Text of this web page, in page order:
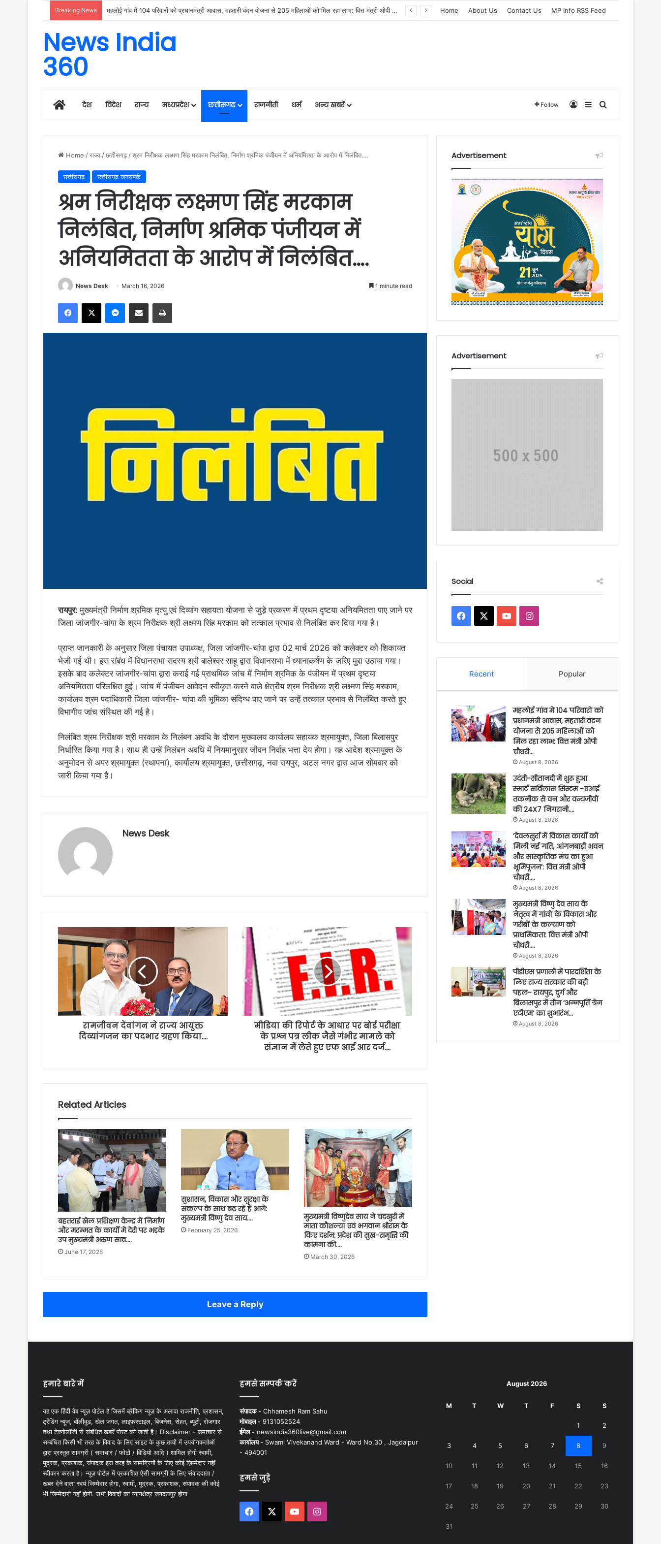
Breaking News महलोई गांव में 104 परिवारों को प्रधानमंत्री आवास, महतारी वंदन योजना से 205 महिलाओं को मिल रहा लाभ: वित्त मंत्री ओपी चौधरी… Home About Us Contact Us MP Info RSS Feed
News India
360
Homeदेश विदेश राज्य मध्यप्रदेश छत्तीसगढ़ राजनीती धर्म अन्य खबरें Follow Log InSidebarSearch for
Home /राज्य /छत्तीसगढ़ /श्रम निरीक्षक लक्ष्मण सिंह मरकाम निलंबित, निर्माण श्रमिक पंजीयन में अनियमितता के आरोप में निलंबित….
छत्तीसगढ़ छत्तीसगढ़ जनसंपर्क
श्रम निरीक्षक लक्ष्मण सिंह मरकाम
निलंबित, निर्माण श्रमिक पंजीयन में
अनियमितता के आरोप में निलंबित….
News Desk March 16, 2026 1 minute read
Facebook
X Messenger
Share via Email Print
रायपुर:मुख्यमंत्री निर्माण श्रमिक मृत्यु एवं दिव्यांग सहायता योजना से जुड़े प्रकरण में प्रथम दृष्टया अनियमितता पाए जाने पर
जिला जांजगीर-चांपा के श्रम निरीक्षक श्री लक्ष्मण सिंह मरकाम को तत्काल प्रभाव से निलंबित कर दिया गया है।
प्राप्त जानकारी के अनुसार जिला पंचायत उपाध्यक्ष, जिला जांजगीर-चांपा द्वारा 02 मार्च 2026 को कलेक्टर को शिकायत
भेजी गई थी। इस संबंध में विधानसभा सदस्य श्री बालेश्वर साहू द्वारा विधानसभा में ध्यानाकर्षण के जरिए मुद्दा उठाया गया।
इसके बाद कलेक्टर जांजगीर-चांपा द्वारा कराई गई प्राथमिक जांच में निर्माण श्रमिक के पंजीयन में प्रथम दृष्टया
अनियमितता परिलक्षित हुई। जांच में पंजीयन आवेदन स्वीकृत करने वाले क्षेत्रीय श्रम निरीक्षक श्री लक्ष्मण सिंह मरकाम,
कार्यालय श्रम पदाधिकारी जिला जांजगीर- चांपा की भूमिका संदिग्ध पाए जाने पर उन्हें तत्काल प्रभाव से निलंबित करते हुए
विभागीय जांच संस्थित की गई है।
निलंबित श्रम निरीक्षक श्री मरकाम के निलंबन अवधि के दौरान मुख्यालय कार्यालय सहायक श्रमायुक्त, जिला बिलासपुर
निर्धारित किया गया है। साथ ही उन्हें निलंबन अवधि में नियमानुसार जीवन निर्वाह भत्ता देय होगा। यह आदेश श्रमायुक्त के
अनुमोदन से अपर श्रमायुक्त (स्थापना), कार्यालय श्रमायुक्त, छत्तीसगढ़, नवा रायपुर, अटल नगर द्वारा आज सोमवार को
जारी किया गया है।
News Desk
रामजीवन देवांगन ने राज्य आयुक्त
दिव्यांगजन का पदभार ग्रहण किया….
मीडिया की रिपोर्ट के आधार पर बोर्ड परीक्षा
के प्रश्न पत्र लीक जैसे गंभीर मामले को
संज्ञान में लेते हुए एफ आई आर दर्ज….
Related Articles
बहतराई खेल प्रशिक्षण केन्द्र में निर्माण
और मरम्मत के कार्यों में देरी पर भड़के
उप मुख्यमंत्री अरुण साव….
June 17, 2026
सुशासन, विकास और सुरक्षा के
संकल्प के साथ बढ़ रहे हैं आगे:
मुख्यमंत्री विष्णु देव साय….
February 25, 2026
मुख्यमंत्री विष्णुदेव साय ने चंदखुरी में
माता कौशल्या एवं भगवान श्रीराम के
किए दर्शन: प्रदेश की सुख-समृद्धि की
कामना की….
March 30, 2026
Leave a Reply
Advertisement
Advertisement
Social
Facebook YouTubeInstagram
Recent Popular
महलोई गांव में 104 परिवारों को
प्रधानमंत्री आवास, महतारी वंदन
योजना से 205 महिलाओं को
मिल रहा लाभ: वित्त मंत्री ओपी
चौधरी…
August 8, 2026
उदंती-सीतानदी में शुरू हुआ
स्मार्ट सर्विलांस सिस्टम -एआई
तकनीक से वन और वन्यजीवों
की 24X7 निगरानी….
August 8, 2026
’देवलसुर्रा में विकास कार्यों को
मिली नई गति, आंगनबाड़ी भवन
और सांस्कृतिक मंच का हुआ
भूमिपूजन’: वित्त मंत्री ओपी
चौधरी….
August 8, 2026
मुख्यमंत्री विष्णु देव साय के
नेतृत्व में गांवों के विकास और
गरीबों के कल्याण को
प्राथमिकता: वित्त मंत्री ओपी
चौधरी….
August 8, 2026
पीडीएस प्रणाली में पारदर्शिता के
लिए राज्य सरकार की बड़ी
पहल- रायपुर, दुर्ग और
बिलासपुर में तीन ‘अन्नपूर्ति ग्रेन
एटीएम‘ का शुभारंभ…
August 8, 2026
हमारे बारे में
यह एक हिंदी वेब न्यूज़ पोर्टल है जिसमें ब्रेकिंग न्यूज़ के अलावा राजनीति, प्रशासन,
ट्रेंडिंग न्यूज, बॉलीवुड, खेल जगत, लाइफस्टाइल, बिजनेस, सेहत, ब्यूटी, रोजगार
तथा टेक्नोलॉजी से संबंधित खबरें पोस्ट की जाती है। Disclaimer - समाचार से
सम्बंधित किसी भी तरह के विवाद के लिए साइट के कुछ तत्वों में उपयोगकर्ताओं
द्वारा प्रस्तुत सामग्री ( समाचार / फोटो / विडियो आदि ) शामिल होगी स्वामी,
मुद्रक, प्रकाशक, संपादक इस तरह के सामग्रियों के लिए कोई ज़िम्मेदार नहीं
स्वीकार करता है। न्यूज़ पोर्टल में प्रकाशित ऐसी सामग्री के लिए संवाददाता /
खबर देने वाला स्वयं जिम्मेदार होगा, स्वामी, मुद्रक, प्रकाशक, संपादक की कोई
भी जिम्मेदारी नहीं होगी. सभी विवादों का न्यायक्षेत्र जगदलपुर होगा
हमसे सम्पर्क करें
संपादक -Chhamesh Ram Sahu
मोबाइल -9131052524
ईमेल - newsindia360live@gmail.com
कार्यालय -Swami Vivekanand Ward - Ward No.30 , Jagdalpur
- 494001
हमसे जुड़े
Facebook YouTubeInstagram
August 2026
M T W T F S S
1 2
3 4 5 6 7 8 9
10 11 12 13 14 15 16
17 18 19 20 21 22 23
24 25 26 27 28 29 30
31